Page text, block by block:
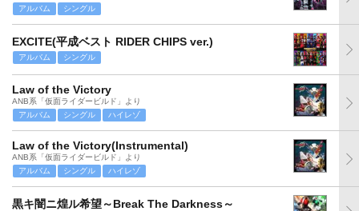
アルバム
シングル
EXCITE(平成ベスト RIDER CHIPS ver.)
アルバム シングル
Law of the Victory
ANB系「仮面ライダービルド」より
アルバム
シングル ハイレゾ
Law of the Victory(Instrumental)
ANB系「仮面ライダービルド」より
アルバム
シングル ハイレゾ
黒キ闇ニ煌ル希望～Break The Darkness～